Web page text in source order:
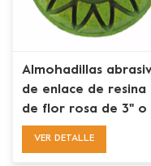
Almohadillas
de enlace de resina
de flor rosa de 3" o
para granito de
VER DETALLE